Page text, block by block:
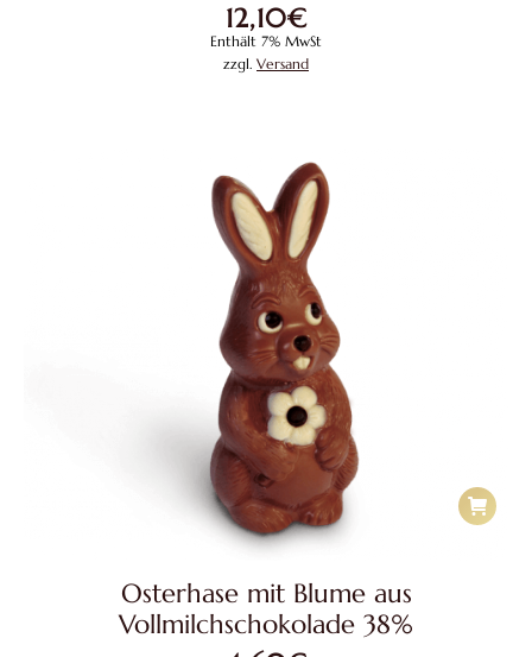
12,10€
Enthält 7% MwSt
zzgl. Versand
Osterhase mit Blume aus
Vollmilchschokolade 38%